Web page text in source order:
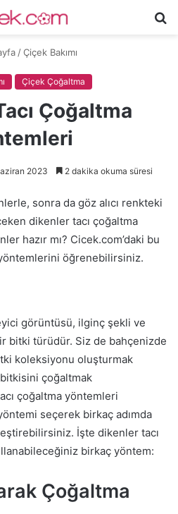
/ Çiçek Bakımı
Çiçek Çoğaltma
Çoğaltma
2023 2 dakika okuma süresi
sonra da göz alıcı renkteki
dikenler tacı çoğaltma
hazır mı? Cicek.com’daki bu
öğrenebilirsiniz.
görüntüsü, ilginç şekli ve
bitki türüdür. Siz de bahçenizde
koleksiyonu oluşturmak
çoğaltmak
çoğaltma yöntemleri
seçerek birkaç adımda
İşte dikenler tacı
birkaç yöntem:
Çoğaltma